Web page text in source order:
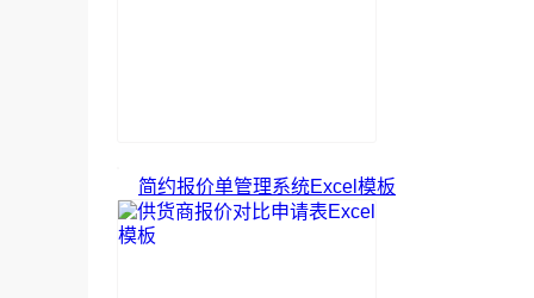
简约报价单管理系统Excel模板